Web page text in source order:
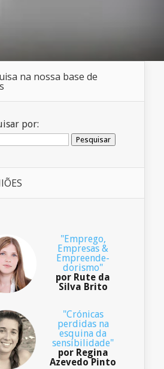
na nossa base de
por:
"Emprego,
Empresas &
Empreende-
dorismo"
por Rute da
Silva Brito
"Crónicas
perdidas na
esquina da
sensibilidade"
por Regina
Azevedo Pinto